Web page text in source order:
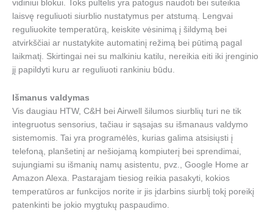
vidiniui blokui. Toks pultelis yra patogus naudoti bei suteikia
laisvę reguliuoti siurblio nustatymus per atstumą. Lengvai
reguliuokite temperatūrą, keiskite vėsinimą į šildymą bei
atvirkščiai ar nustatykite automatinį režimą bei pūtimą pagal
laikmatį. Skirtingai nei su malkiniu katilu, nereikia eiti iki įrenginio
jį papildyti kuru ar reguliuoti rankiniu būdu.
Išmanus valdymas
Vis daugiau HTW, C&H bei Airwell šilumos siurblių turi ne tik
integruotus sensorius, tačiau ir sąsajas su išmanaus valdymo
sistemomis. Tai yra programėlės, kurias galima atsisiųsti į
telefoną, planšetinį ar nešiojamą kompiuterį bei sprendimai,
sujungiami su išmanių namų asistentu, pvz., Google Home ar
Amazon Alexa. Pastarąjam tiesiog reikia pasakyti, kokios
temperatūros ar funkcijos norite ir jis įdarbins siurblį tokį poreikį
patenkinti be jokio mygtukų paspaudimo.